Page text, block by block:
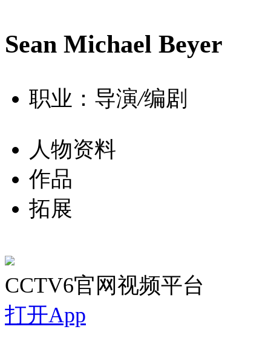
Sean Michael Beyer
职业：导演/编剧
人物资料
作品
拓展
CCTV6官网视频平台
打开App